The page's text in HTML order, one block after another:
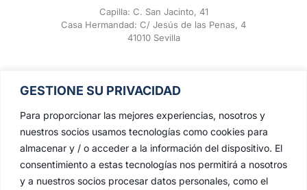
GESTIONE SU PRIVACIDAD
Para proporcionar las mejores experiencias, nosotros y
nuestros socios usamos tecnologías como cookies para
almacenar y / o acceder a la información del dispositivo. El
consentimiento a estas tecnologías nos permitirá a nosotros
y a nuestros socios procesar datos personales, como el
Capilla: C. San Jacinto, 41
Casa Hermandad: C/ Jesús de las Penas, 4
41010 Sevilla